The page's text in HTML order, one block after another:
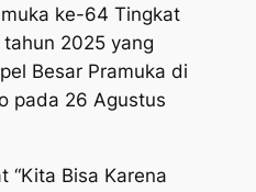
ke-64 Tingkat
2025 yang
Besar Pramuka di
pada 26 Agustus
“Kita Bisa Karena